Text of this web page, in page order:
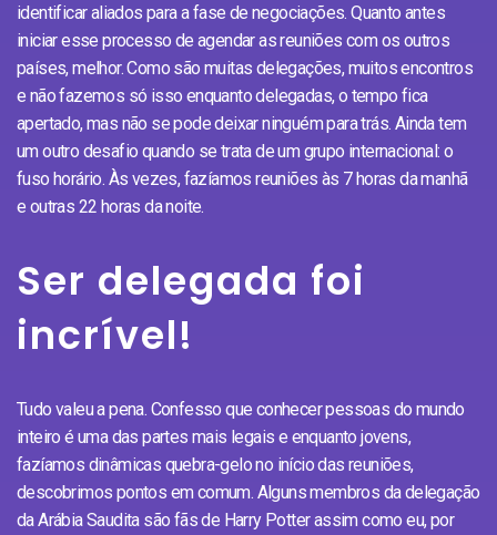
identificar aliados para a fase de negociações. Quanto antes
iniciar esse processo de agendar as reuniões com os outros
países, melhor. Como são muitas delegações, muitos encontros
e não fazemos só isso enquanto delegadas, o tempo fica
apertado, mas não se pode deixar ninguém para trás. Ainda tem
um outro desafio quando se trata de um grupo internacional: o
fuso horário. Às vezes, fazíamos reuniões às 7 horas da manhã
e outras 22 horas da noite.
Ser delegada foi
incrível!
Tudo valeu a pena. Confesso que conhecer pessoas do mundo
inteiro é uma das partes mais legais e enquanto jovens,
fazíamos dinâmicas quebra-gelo no início das reuniões,
descobrimos pontos em comum. Alguns membros da delegação
da Arábia Saudita são fãs de Harry Potter assim como eu, por